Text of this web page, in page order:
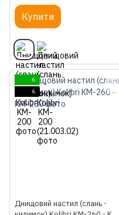
Купити
6
6
Днищовий настил (слань -